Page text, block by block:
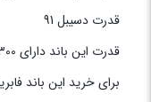
قدرت دسیبل 91
قدرت این باند دارای 300 الی 600 وات توان میباشد. مقاومت آن نیز 4 اهم است.
برای خرید این باند